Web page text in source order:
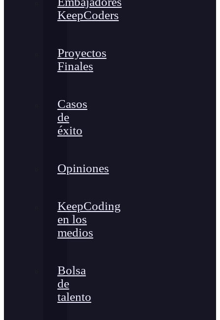
KeepCoders
Proyectos
Finales
Casos
de
éxito
Opiniones
KeepCoding
en los
medios
Bolsa
de
talento